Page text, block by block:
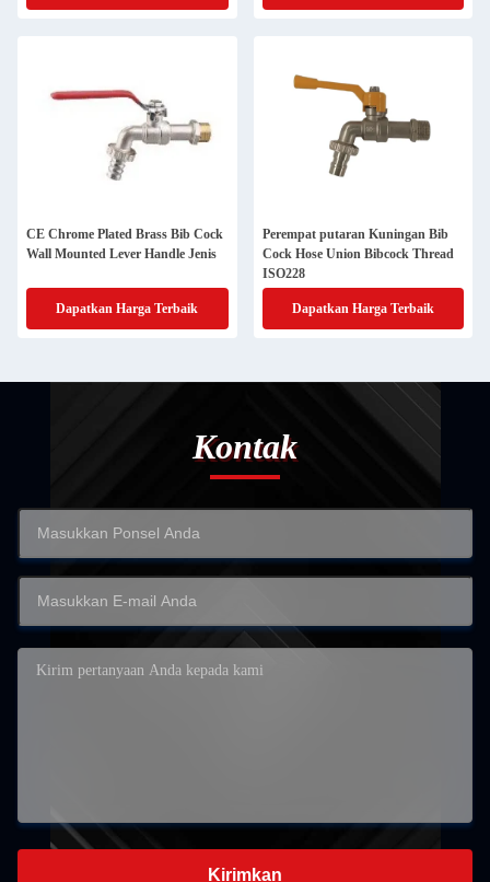
CE Chrome Plated Brass Bib Cock
Wall Mounted Lever Handle Jenis
Dapatkan Harga Terbaik
Perempat putaran Kuningan Bib
Cock Hose Union Bibcock Thread
ISO228
Dapatkan Harga Terbaik
Kontak
Kirimkan